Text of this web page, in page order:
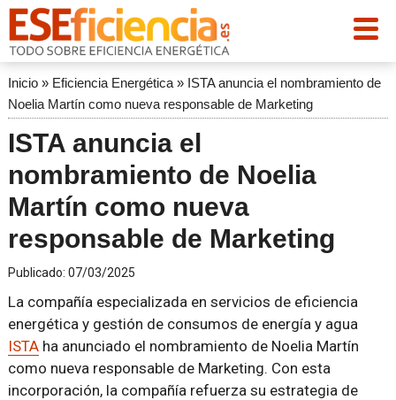
Inicio» Eficiencia Energética» ISTA anuncia el nombramiento de
Noelia Martín como nueva responsable de Marketing
ISTA anuncia el
nombramiento de Noelia
Martín como nueva
responsable de Marketing
Publicado: 07/03/2025
La compañía especializada en servicios de eficiencia
energética y gestión de consumos de energía y agua
ISTAha anunciado el nombramiento de Noelia Martín
como nueva responsable de Marketing. Con esta
incorporación, la compañía refuerza su estrategia de